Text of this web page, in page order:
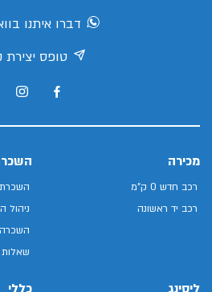
דברו איתנו
טופס
מכירה
רכב חדש 0 ק"מ
רכב יד ראשונה
ניהול
שאלות
ליסינג כללי